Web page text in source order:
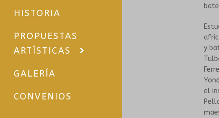
HISTORIA
PROPUESTAS
ARTÍSTICAS
GALERÍA
CONVENIOS
y
el